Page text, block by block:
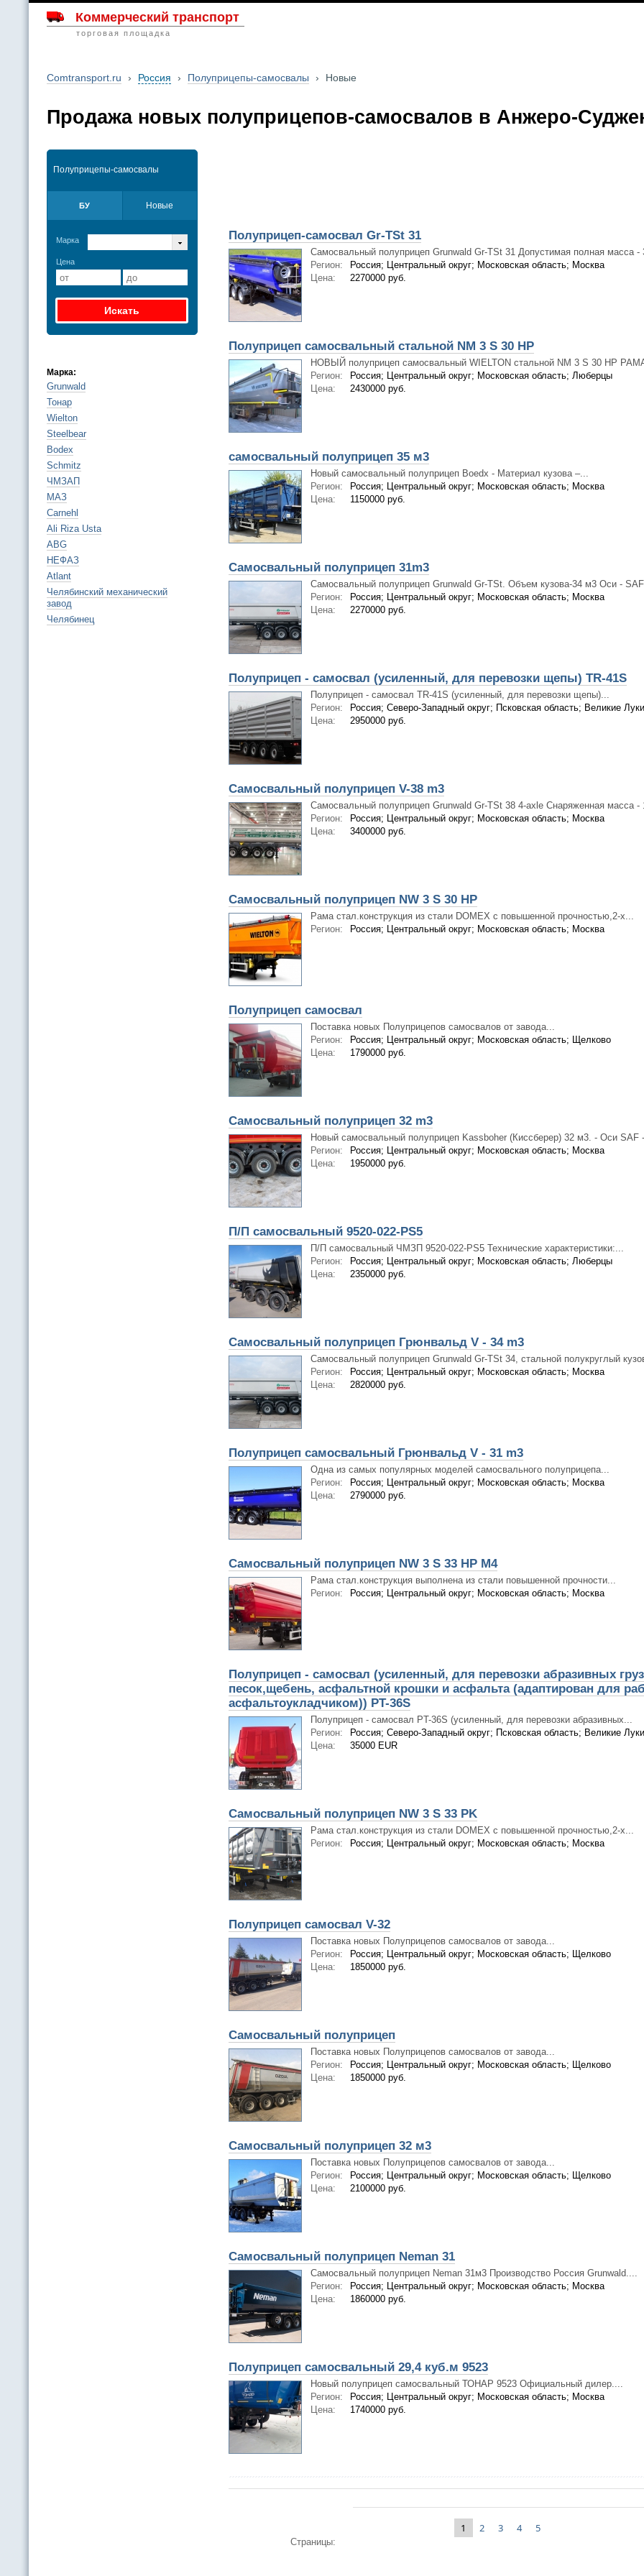
Коммерческий транспорт
торговая площадка
Comtransport.ru › Россия › Полуприцепы-самосвалы › Новые
Продажа новых полуприцепов-самосвалов в Анжеро-
Полуприцепы-самосвалы
БУ Новые
Марка
Цена
Марка:
Grunwald
Тонар
Wielton
Steelbear
Bodex
Schmitz
ЧМЗАП
МАЗ
Carnehl
Ali Riza Usta
ABG
НЕФАЗ
Atlant
Челябинский механический
завод
Челябинец
Полуприцеп-самосвал Gr-TSt 31
Самосвальный полуприцеп Grunwald Gr-TSt 31 Допустимая полная масса -
Регион:
Россия; Центральный округ; Московская область; Москва
Цена:
2270000 руб.
Полуприцеп самосвальный стальной NM 3 S 30 HP
НОВЫЙ полуприцеп самосвальный WIELTON стальной NM 3 S 30 HP
Регион:
Россия; Центральный округ; Московская область; Люберцы
Цена:
2430000 руб.
самосвальный полуприцеп 35 м3
Новый самосвальный полуприцеп Boedx - Материал кузова –...
Регион:
Россия; Центральный округ; Московская область; Москва
Цена:
1150000 руб.
Самосвальный полуприцеп 31m3
Самосвальный полуприцеп Grunwald Gr-TSt. Объем кузова-34 м3 Оси -
Регион:
Россия; Центральный округ; Московская область; Москва
Цена:
2270000 руб.
Полуприцеп - самосвал (усиленный, для перевозки щепы) TR-41S
Полуприцеп - самосвал TR-41S (усиленный, для перевозки щепы)...
Регион:
Россия; Северо-Западный округ; Псковская область; Великие Луки
Цена:
2950000 руб.
Самосвальный полуприцеп V-38 m3
Самосвальный полуприцеп Grunwald Gr-TSt 38 4-axle Снаряженная масса -
Регион:
Россия; Центральный округ; Московская область; Москва
Цена:
3400000 руб.
Самосвальный полуприцеп NW 3 S 30 HP
Pама стал.конструкция из стали DOMEX с повышенной прочностью,2-х...
Регион:
Россия; Центральный округ; Московская область; Москва
Полуприцеп самосвал
Поставка новых Полуприцепов самосвалов от завода...
Регион:
Россия; Центральный округ; Московская область; Щелково
Цена:
1790000 руб.
Самосвальный полуприцеп 32 m3
Новый самосвальный полуприцеп Kassboher (Киссберер) 32 м3. - Оси SAF
Регион:
Россия; Центральный округ; Московская область; Москва
Цена:
1950000 руб.
П/П самосвальный 9520-022-PS5
П/П самосвальный ЧМЗП 9520-022-PS5 Технические характеристики:...
Регион:
Россия; Центральный округ; Московская область; Люберцы
Цена:
2350000 руб.
Самосвальный полуприцеп Грюнвальд V - 34 m3
Самосвальный полуприцеп Grunwald Gr-TSt 34, стальной полукруглый
Регион:
Россия; Центральный округ; Московская область; Москва
Цена:
2820000 руб.
Полуприцеп самосвальный Грюнвальд V - 31 m3
Одна из самых популярных моделей самосвального полуприцепа...
Регион:
Россия; Центральный округ; Московская область; Москва
Цена:
2790000 руб.
Самосвальный полуприцеп NW 3 S 33 HP M4
Pама стал.конструкция выполнена из стали повышенной прочности...
Регион:
Россия; Центральный округ; Московская область; Москва
Полуприцеп - самосвал (усиленный, для перевозки абразивных
песок,щебень, асфальтной крошки и асфальта (адаптирован для
асфальтоукладчиком)) PT-36S
Полуприцеп - самосвал PT-36S (усиленный, для перевозки абразивных...
Регион:
Россия; Северо-Западный округ; Псковская область; Великие Луки
Цена:
35000 EUR
Самосвальный полуприцеп NW 3 S 33 PK
Pама стал.конструкция из стали DOMEX с повышенной прочностью,2-х...
Регион:
Россия; Центральный округ; Московская область; Москва
Полуприцеп самосвал V-32
Поставка новых Полуприцепов самосвалов от завода...
Регион:
Россия; Центральный округ; Московская область; Щелково
Цена:
1850000 руб.
Самосвальный полуприцеп
Поставка новых Полуприцепов самосвалов от завода...
Регион:
Россия; Центральный округ; Московская область; Щелково
Цена:
1850000 руб.
Самосвальный полуприцеп 32 м3
Поставка новых Полуприцепов самосвалов от завода...
Регион:
Россия; Центральный округ; Московская область; Щелково
Цена:
2100000 руб.
Самосвальный полуприцеп Neman 31
Самосвальный полуприцеп Neman 31м3 Производство Россия Grunwald....
Регион:
Россия; Центральный округ; Московская область; Москва
Цена:
1860000 руб.
Полуприцеп самосвальный 29,4 куб.м 9523
Новый полуприцеп самосвальный ТОНАР 9523 Официальный дилер....
Регион:
Россия; Центральный округ; Московская область; Москва
Цена:
1740000 руб.
Страницы:
1 2 3 4 5